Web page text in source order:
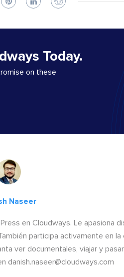
Today.
on these
Naseer
en Cloudways. Le apasiona
participa activamente en la
ver documentales, viajar y
danish.naseer@cloudways.com